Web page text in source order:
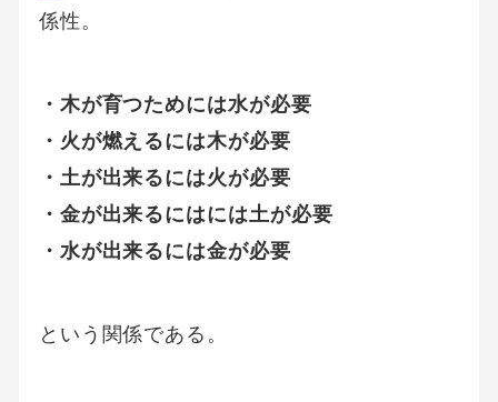
係性。
・木が育つためには水が必要
・火が燃えるには木が必要
・土が出来るには火が必要
・金が出来るにはには土が必要
・水が出来るには金が必要
という関係である。